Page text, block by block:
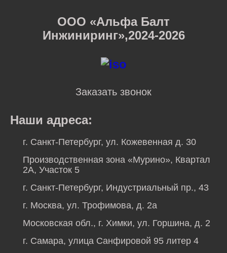
ООО «Альфа Балт
Инжиниринг»,2024-2026
Заказать звонок
Наши адреса:
г. Санкт-Петербург, ул. Кожевенная д. 30
Производственная зона «Мурино», Квартал
2А, Участок 5
г. Санкт-Петербург, Индустриальный пр., 43
г. Москва, ул. Трофимова, д. 2а
Московская обл., г. Химки, ул. Горшина, д. 2
г. Самара, улица Санфировой 95 литер 4